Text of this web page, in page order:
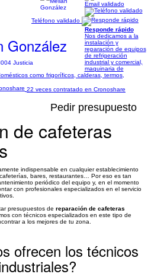
González
Justicia
Email validado
Teléfono validado
Responde rápido
Nos dedicamos a la
instalación y
reparación de equipos
de refrigeración
industrial y comercial,
maquinaria de
como frigoríficos, calderas, termos,
22 veces contratado en Cronoshare
Pedir presupuesto
de cafeteras
indispensable en cualquier establecimiento
bares, restaurantes… Por eso es tan
periódico del equipo y, en el momento
con profesionales especializados en el servicio
presupuestos de reparación de cafeteras
con técnicos especializados en este tipo de
a los mejores de tu zona.
ofrecen los técnicos